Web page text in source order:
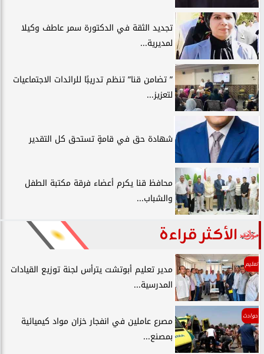
تجديد الثقة في الدكتورة سمر عاطف وكيلا
لمديرية...
” تضامن قنا” تنظم تدريبًا للرائدات الاجتماعيات
لتعزيز...
شهادة حق في قامةٍ تستحق كل التقدير
محافظ قنا يكرم أعضاء فرقة مكتبة الطفل
والشباب...
الأكثر قراءة
تعليم
مدير تعليم أبوتشت يترأس لجنة توزيع القيادات
المدرسية...
حوادث
مصرع عاملين في انفجار خزان مواد كيميائية
بمصنع...